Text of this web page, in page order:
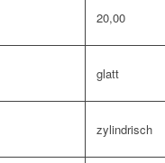
20,00
glatt
zylindrisch